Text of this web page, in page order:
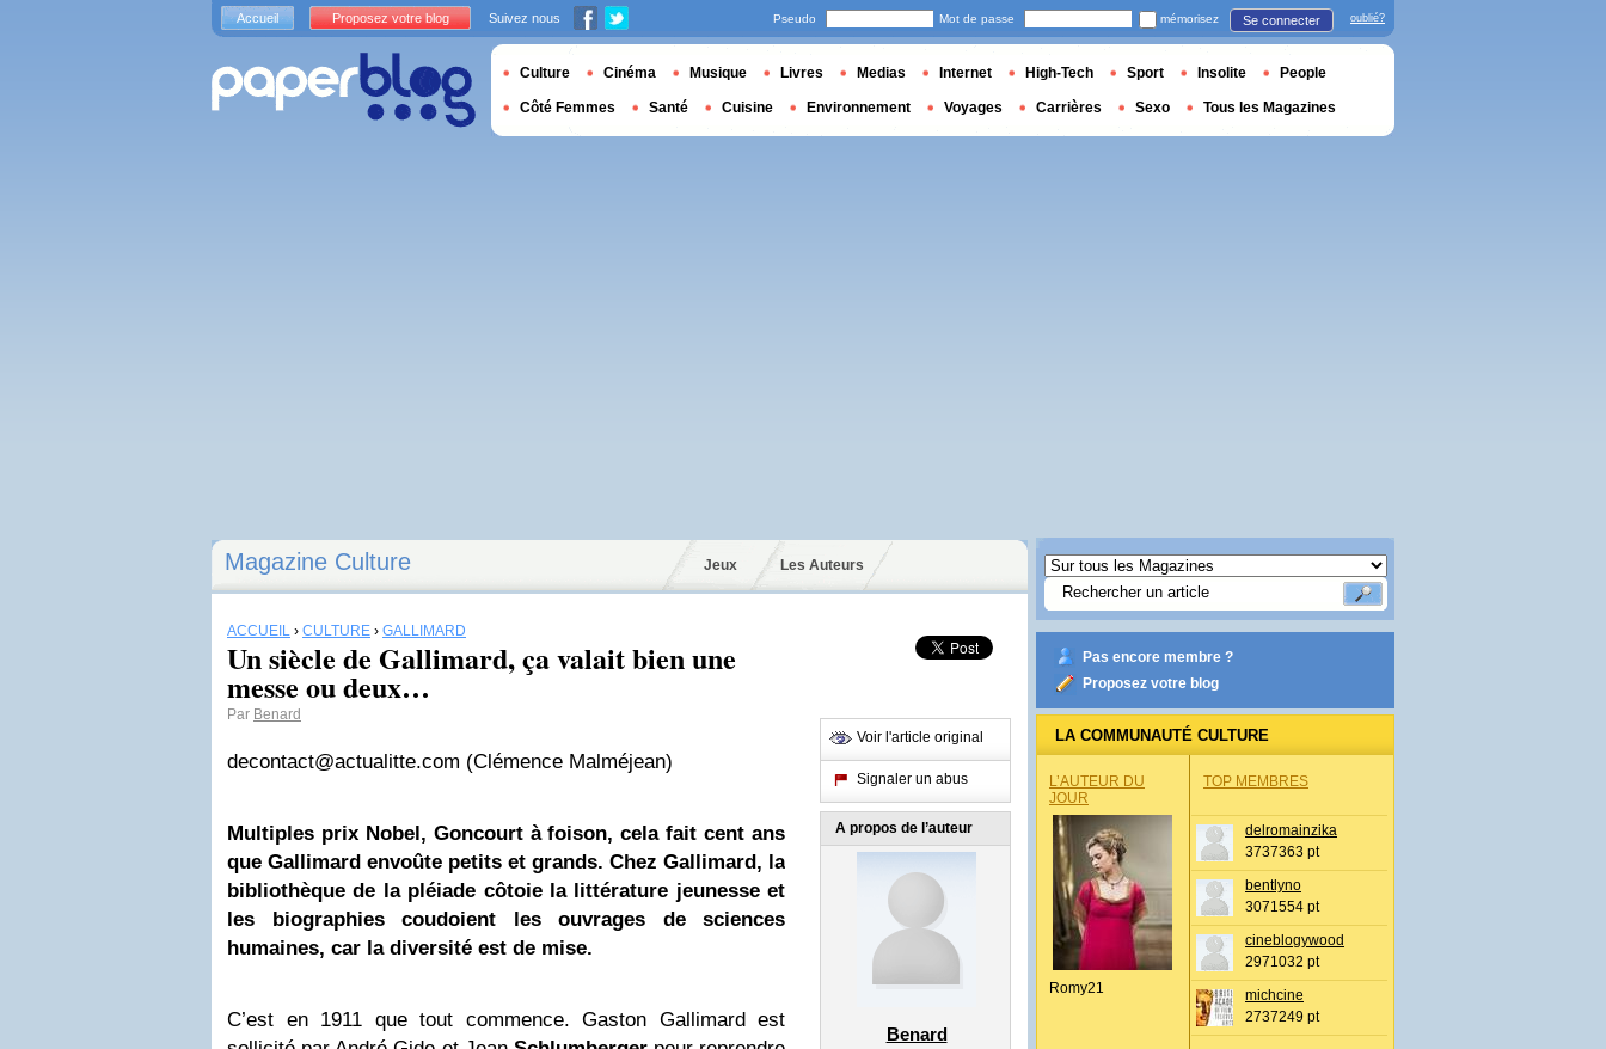
Magazine Culture Jeux Les Auteurs
ACCUEIL › CULTURE › GALLIMARD
Un siècle de Gallimard, ça valait bien une
messe ou deux…
Par Benard
decontact@actualitte.com (Clémence Malméjean)
Multiples prix Nobel, Goncourt à foison, cela fait cent ans
que Gallimard envoûte petits et grands. Chez Gallimard, la
bibliothèque de la pléiade côtoie la littérature jeunesse et
les biographies coudoient les ouvrages de sciences
humaines, car la diversité est de mise.
C’est en 1911 que tout commence. Gaston Gallimard est
Voir l'article original
Signaler un abus
A propos de l’auteur
Benard
Pas encore membre ?
Proposez votre blog
LA COMMUNAUTÉ CULTURE
L’AUTEUR DU
JOUR
Romy21
TOP MEMBRES
delromainzika
3737363 pt
bentlyno
3071554 pt
cineblogywood
2971032 pt
michcine
2737249 pt
Accueil Proposez votre blog Suivez nous Pseudo Mot de passe mémorisez Se connecter oublié?
Culture Cinéma Musique Livres Medias Internet High-Tech Sport Insolite People
Côté Femmes Santé Cuisine Environnement Voyages Carrières Sexo Tous les Magazines